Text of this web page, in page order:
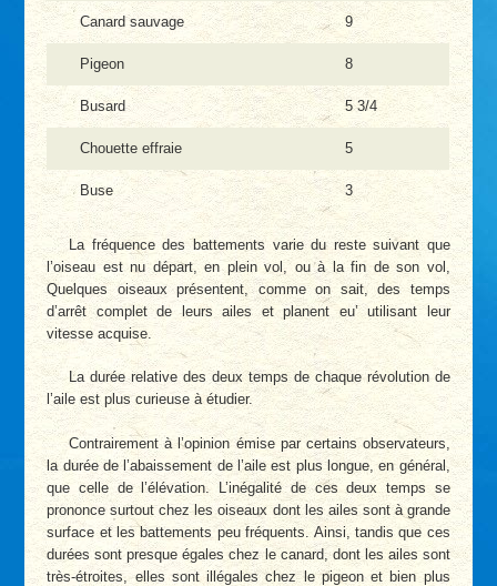
Canard sauvage 9
Pigeon 8
Busard 5 3/4
Chouette effraie 5
Buse 3
La fréquence des battements varie du reste suivant que
l’oiseau est nu départ, en plein vol, ou à la fin de son vol,
Quelques oiseaux présentent, comme on sait, des temps
d’arrêt complet de leurs ailes et planent eu’ utilisant leur
vitesse acquise.
La durée relative des deux temps de chaque révolution de
l’aile est plus curieuse à étudier.
Contrairement à l’opinion émise par certains observateurs,
la durée de l’abaissement de l’aile est plus longue, en général,
que celle de l’élévation. L’inégalité de ces deux temps se
prononce surtout chez les oiseaux dont les ailes sont à grande
surface et les battements peu fréquents. Ainsi, tandis que ces
durées sont presque égales chez le canard, dont les ailes sont
très-étroites, elles sont illégales chez le pigeon et bien plus